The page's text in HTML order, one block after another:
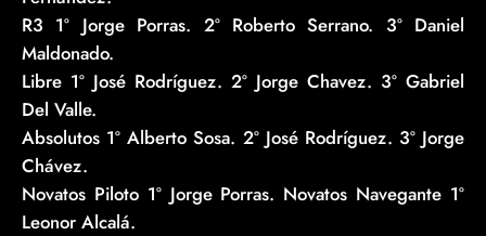
R3 1º Jorge Porras. 2º Roberto Serrano. 3º Daniel
Maldonado.
Libre 1º José Rodríguez. 2º Jorge Chavez. 3º Gabriel
Del Valle.
Absolutos 1º Alberto Sosa. 2º José Rodríguez. 3º Jorge
Chávez.
Novatos Piloto 1º Jorge Porras. Novatos Navegante 1º
Leonor Alcalá.